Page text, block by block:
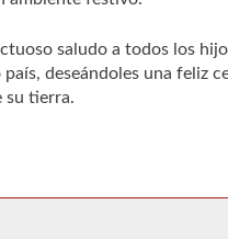
saludo a todos los
deseándoles una feliz
su tierra.